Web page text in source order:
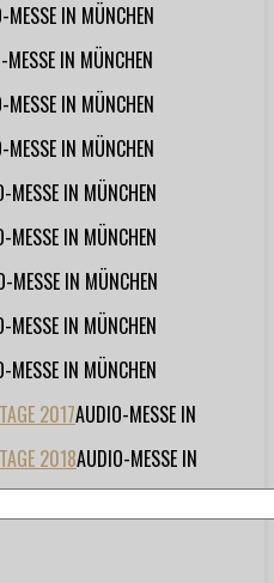
MESSE IN MÜNCHEN
IN MÜNCHEN
MESSE IN MÜNCHEN
MESSE IN MÜNCHEN
MESSE IN MÜNCHEN
MESSE IN MÜNCHEN
MESSE IN MÜNCHEN
MESSE IN MÜNCHEN
MESSE IN MÜNCHEN
2017AUDIO-MESSE IN
2018AUDIO-MESSE IN